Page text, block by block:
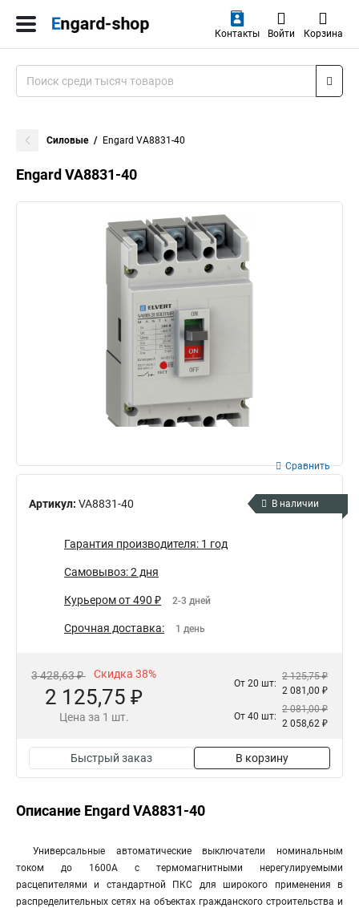
Контакты Войти Корзина
Силовые Engard VA8831-40
Engard VA8831-40
Артикул: VA8831-40
Сравнить
В наличии
Гарантия производителя: 1 год
Самовывоз: 2 дня
Курьером от 490 ₽ 2-3 дней
Срочная доставка: 1 день
3 428,63 ₽ Скидка 38%
2 125,75 ₽
Цена за 1 шт.
От 20 шт:
2 125,75 ₽
2 081,00 ₽
От 40 шт:
2 081,00 ₽
2 058,62 ₽
Быстрый заказ В корзину
Описание Engard VA8831-40
Универсальные автоматические выключатели номинальным
током до 1600А с термомагнитными нерегулируемыми
расцепителями и стандартной ПКС для широкого применения в
распределительных сетях на объектах гражданского строительства и